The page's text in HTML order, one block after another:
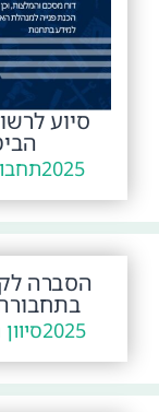
סיוע
2025
הסברה
2025